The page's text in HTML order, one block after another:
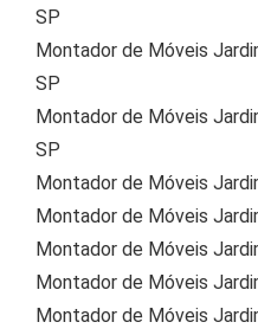
SP
Montador de Móveis
SP
Montador de Móveis
SP
Montador de Móveis
Montador de Móveis
Montador de Móveis
Montador de Móveis
Montador de Móveis